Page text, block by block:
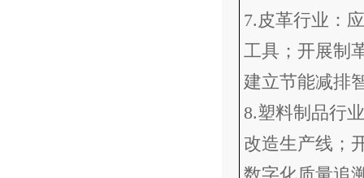
7.皮革行业：
工具；开展制
建立节能减排
8.塑料制品行
改造生产线；